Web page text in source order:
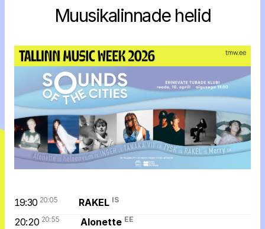
Muusikalinnade helid
19:30 20:05 RAKEL IS
20:20 20:55 Alonette EE